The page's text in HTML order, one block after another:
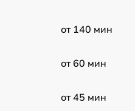
от 140 мин
от 60 мин
от 45 мин